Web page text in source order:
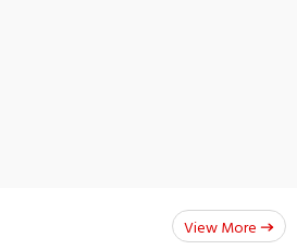
View More